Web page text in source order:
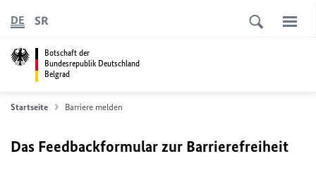
Botschaft der
Bundesrepublik Deutschland
Belgrad
DE SR
Startseite Barriere melden
Das Feedbackformular zur Barrierefreiheit